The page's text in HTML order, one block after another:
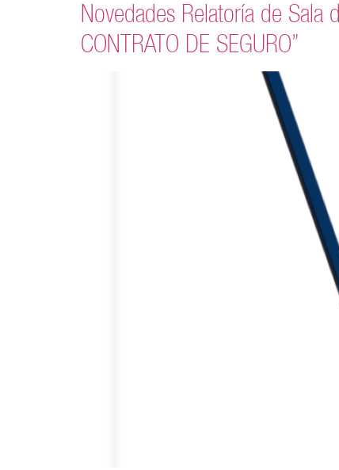
Novedades Relatoría de Sala
CONTRATO DE SEGURO”